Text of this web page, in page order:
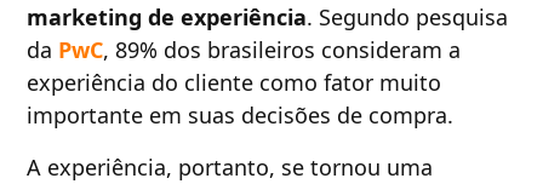
marketing de experiência. Segundo pesquisa
da PwC, 89% dos brasileiros consideram a
experiência do cliente como fator muito
importante em suas decisões de compra.
A experiência, portanto, se tornou uma